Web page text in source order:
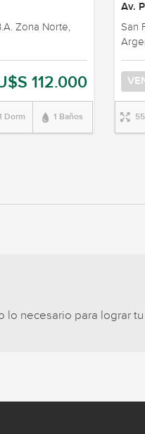
Zona Norte,
112.000
Dorm 1 Baños
Av.
San
lo necesario para lograr